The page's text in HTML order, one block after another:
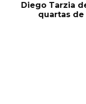
Diego Tarzia
quartas de